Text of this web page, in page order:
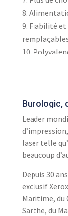
Fiabilité et
Burologic,
Leader
laser telle
beaucoup
Depuis 30
exclusif
Maritime, du
Sarthe, du